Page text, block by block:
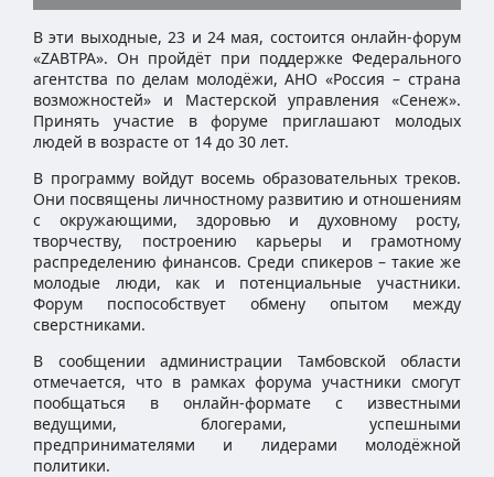
В эти выходные, 23 и 24 мая, состоится онлайн-форум
«ZАВТРА». Он пройдёт при поддержке Федерального
агентства по делам молодёжи, АНО «Россия – страна
возможностей» и Мастерской управления «Сенеж».
Принять участие в форуме приглашают молодых
людей в возрасте от 14 до 30 лет.
В программу войдут восемь образовательных треков.
Они посвящены личностному развитию и отношениям
с окружающими, здоровью и духовному росту,
творчеству, построению карьеры и грамотному
распределению финансов. Среди спикеров – такие же
молодые люди, как и потенциальные участники.
Форум поспособствует обмену опытом между
сверстниками.
В сообщении администрации Тамбовской области
отмечается, что в рамках форума участники смогут
пообщаться в онлайн-формате с известными
ведущими, блогерами, успешными
предпринимателями и лидерами молодёжной
политики.